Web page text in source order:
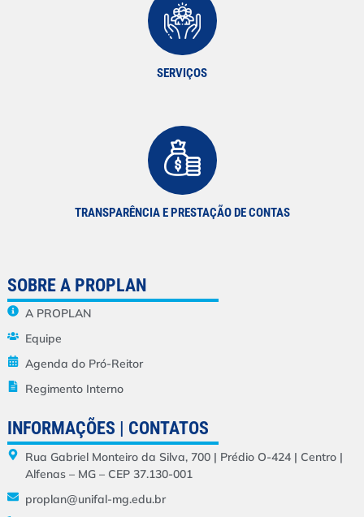
SERVIÇOS
TRANSPARÊNCIA E PRESTAÇÃO DE CONTAS
SOBRE A PROPLAN
A PROPLAN
Equipe
Agenda do Pró-Reitor
Regimento Interno
INFORMAÇÕES | CONTATOS
Rua Gabriel Monteiro da Silva, 700 | Prédio O-424 | Centro |
Alfenas – MG – CEP 37.130-001
proplan@unifal-mg.edu.br